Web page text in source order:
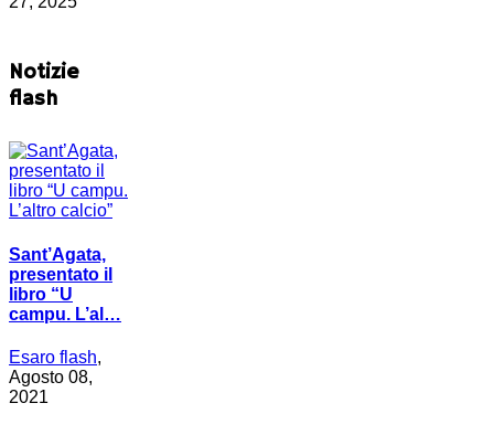
Notizie
flash
Sant’Agata,
presentato il
libro “U
campu. L’al…
Esaro flash,
Agosto 08,
2021